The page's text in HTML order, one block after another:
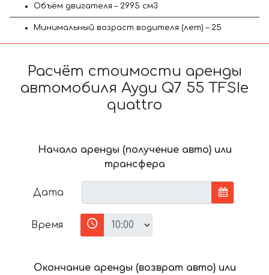
Объём двигателя – 2995 см3
Минимальный возраст водителя (лет) – 25
Расчёт стоимости аренды
автомобиля Ауди Q7 55 TFSIe
quattro
Начало аренды (получение авто) или
трансфера
Дата
Время
Окончание аренды (возврат авто) или